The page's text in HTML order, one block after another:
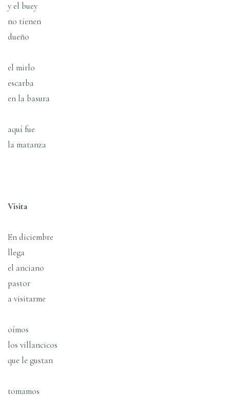
y el buey
no tienen
dueño
el mirlo
escarba
en la basura
aquí­ fue
la matanza
Visita
En diciembre
llega
el anciano
pastor
a visitarme
oí­mos
los villancicos
que le gustan
tomamos